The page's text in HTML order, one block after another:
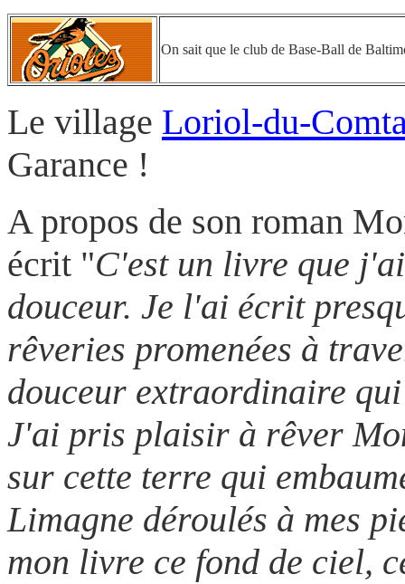
On sait que le club de Base-Ball de
Le village Loriol-du-
Garance !
A propos de son roman
écrit "C'est un livre que
douceur. Je l'ai écrit
rêveries promenées à
douceur extraordinaire
J'ai pris plaisir à rêver
sur cette terre qui
Limagne déroulés à mes
mon livre ce fond de ciel,